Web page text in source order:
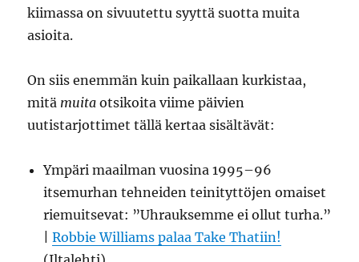
kiimassa on sivuutettu syyttä suotta muita
asioita.
On siis enemmän kuin paikallaan kurkistaa,
mitä muita otsikoita viime päivien
uutistarjottimet tällä kertaa sisältävät:
Ympäri maailman vuosina 1995–96
itsemurhan tehneiden teinityttöjen omaiset
riemuitsevat: ”Uhrauksemme ei ollut turha.”
|Robbie Williams palaa Take Thatiin!